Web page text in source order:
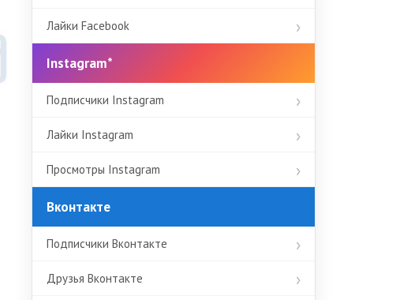
Лайки Facebook
Instagram*
Подписчики Instagram
Лайки Instagram
Просмотры Instagram
Вконтакте
Подписчики Вконтакте
Друзья Вконтакте